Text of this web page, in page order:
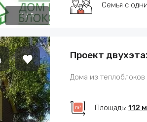
1 / 5
Семья с
Проект
Дома из теплоблоков
Площадь:112 м